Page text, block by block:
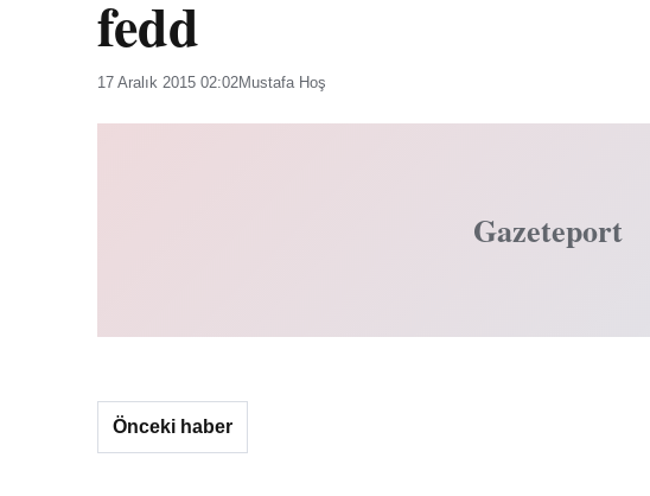
fedd
17 Aralık 2015 02:02Mustafa Hoş
Gazeteport
Önceki haber